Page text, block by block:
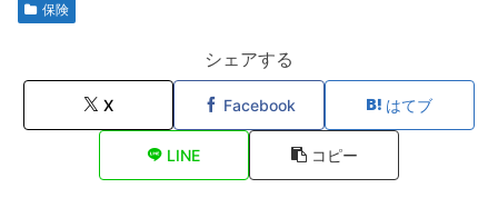
保険
シェアする
X Facebook はてブ
LINE コピー